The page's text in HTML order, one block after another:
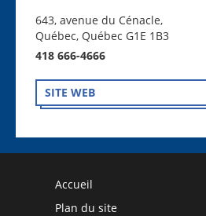
643, avenue du Cénacle,
Québec, Québec G1E 1B3
418 666-4666
SITE WEB
Accueil
Plan du site